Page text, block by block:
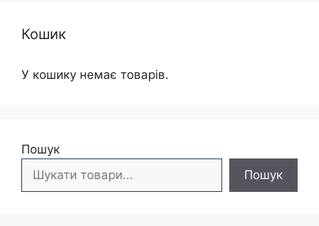
Кошик
У кошику немає товарів.
Пошук
Пошук